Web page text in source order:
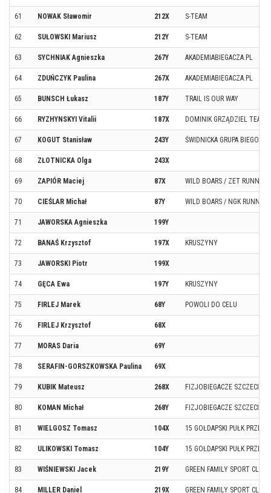
61 NOWAK Sławomir 212X S-TEAM
62 SUŁOWSKI Mariusz 212Y S-TEAM
63 SYCHNIAK Agnieszka 267Y AKADEMIABIEGACZA.PL
64 ZDUŃCZYK Paulina 267X AKADEMIABIEGACZA.PL
65 BUNSCH Łukasz 187Y TRAIL IS OUR WAY
66 RYZHYNSKYI Vitalii 187X DOMINIK GRZĄDZIEL TEAM
67 KOGUT Stanisław 243Y ŚWIDNICKA GRUPA BIEGOWA
68 ZŁOTNICKA Olga 243X
69 ZAPIÓR Maciej 87X WILD BOARS / ZET RUNNERS
70 CIEŚLAR Michał 87Y WILD BOARS / NGK
71 JAWORSKA Agnieszka 199Y
72 BANAŚ Krzysztof 197X KRUSZYNY
73 JAWORSKI Piotr 199X
74 GĘCA Ewa 197Y KRUSZYNY
75 FIRLEJ Marek 68Y POWOLI DO CELU
76 FIRLEJ Krzysztof 68X
77 MORAS Daria 69Y
78 SERAFIN-GORSZKOWSKA Paulina 69X
79 KUBIK Mateusz 268X FIZJOBIEGACZE SZCZECIN
80 KOMAN Michał 268Y FIZJOBIEGACZE SZCZECIN
81 WIELGOSZ Tomasz 104X 15 GOŁDAPSKI PUŁK
82 ULIKOWSKI Tomasz 104Y 15 GOŁDAPSKI PUŁK
83 WIŚNIEWSKI Jacek 219Y GREEN FAMILY SPORT CLUB
84 MILLER Daniel 219X GREEN FAMILY SPORT CLUB